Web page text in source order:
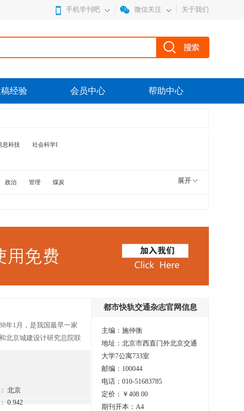
手机学刊吧 微信关注 关于我们
经验 会员中心 帮助中心
息科技
社会科学I
政治 管理
煤炭
展开
年1月，是我国最早一家
北京城建设计研究总院联
家关于城市轨道交通的
报道国内外最新科技成果
研讨和技术交流，以推动
人员、各大城市交通院校
北京
0.942
都市快轨交通杂志官网信息
主编：施仲衡
地址：北京市西直门外北京交通
大学7公寓733室
邮编：100044
电话：010-51683785
定价：￥408.00
期刊开本：A4